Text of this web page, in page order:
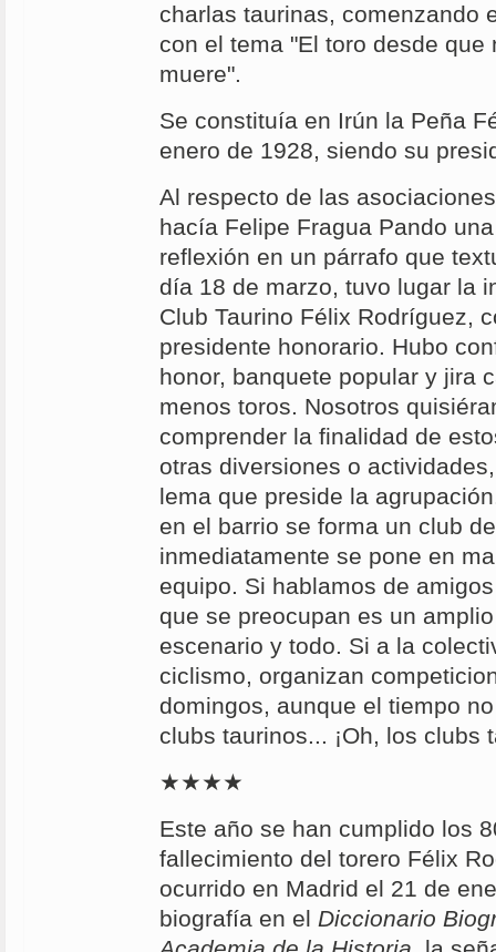
charlas taurinas, comenzando
con el tema "El toro desde que
muere".
Se constituía en Irún la Peña
enero de 1928, siendo su
Al respecto de las
hacía Felipe Fragua Pando
reflexión en un párrafo que
día 18 de marzo, tuvo lugar la
Club Taurino Félix Rodríguez,
presidente honorario. Hubo
honor, banquete popular y jira
menos toros. Nosotros
comprender la finalidad de
otras diversiones o
lema que preside la
en el barrio se forma un club
inmediatamente se pone en
equipo. Si hablamos de
que se preocupan es un
escenario y todo. Si a la
ciclismo, organizan
domingos, aunque el tiempo
clubs taurinos... ¡Oh, los clubs
★★★★
Este año se han cumplido los
fallecimiento del torero Félix
ocurrido en Madrid el 21 de
biografía en el Diccionario